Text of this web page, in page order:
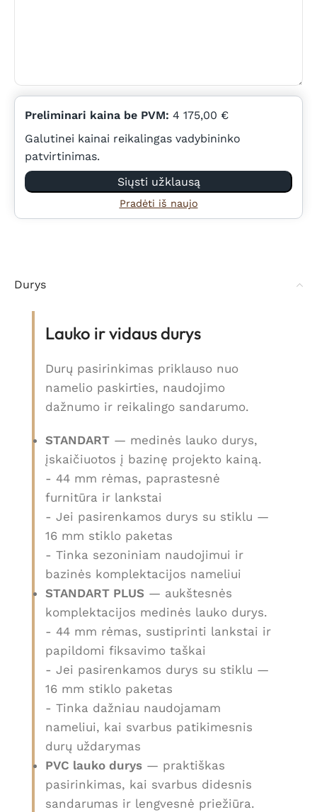
Preliminari kaina be PVM: 4 175,00 €
Galutinei kainai reikalingas vadybininko
patvirtinimas.
Siųsti užklausą
Pradėti iš naujo
Durys
Lauko ir vidaus durys
Durų pasirinkimas priklauso nuo
namelio paskirties, naudojimo
dažnumo ir reikalingo sandarumo.
STANDART — medinės lauko durys,
įskaičiuotos į bazinę projekto kainą.
- 44 mm rėmas, paprastesnė
furnitūra ir lankstai
- Jei pasirenkamos durys su stiklu —
16 mm stiklo paketas
- Tinka sezoniniam naudojimui ir
bazinės komplektacijos nameliui
STANDART PLUS — aukštesnės
komplektacijos medinės lauko durys.
- 44 mm rėmas, sustiprinti lankstai ir
papildomi fiksavimo taškai
- Jei pasirenkamos durys su stiklu —
16 mm stiklo paketas
- Tinka dažniau naudojamam
nameliui, kai svarbus patikimesnis
durų uždarymas
PVC lauko durys — praktiškas
pasirinkimas, kai svarbus didesnis
sandarumas ir lengvesnė priežiūra.